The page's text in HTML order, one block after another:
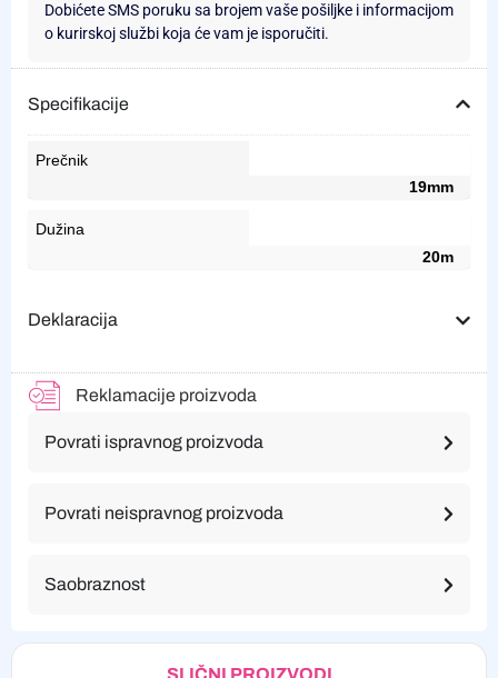
Dobićete SMS poruku sa brojem vaše pošiljke i informacijom
o kurirskoj službi koja će vam je isporučiti.
Specifikacije
Prečnik
19mm
Dužina
20m
Deklaracija
Reklamacije proizvoda
Povrati ispravnog proizvoda
Povrati neispravnog proizvoda
Saobraznost
SLIČNI PROIZVODI